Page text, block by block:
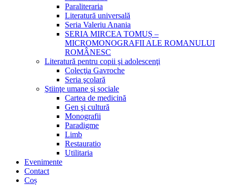
Paraliteraria
Literatură universală
Seria Valeriu Anania
SERIA MIRCEA TOMUȘ –
MICROMONOGRAFII ALE ROMANULUI
ROMÂNESC
Literatură pentru copii şi adolescenţi
Colecţia Gavroche
Seria şcolară
Ştiinţe umane şi sociale
Cartea de medicină
Gen şi cultură
Monografii
Paradigme
Limb
Restauratio
Utilitaria
Evenimente
Contact
Coș